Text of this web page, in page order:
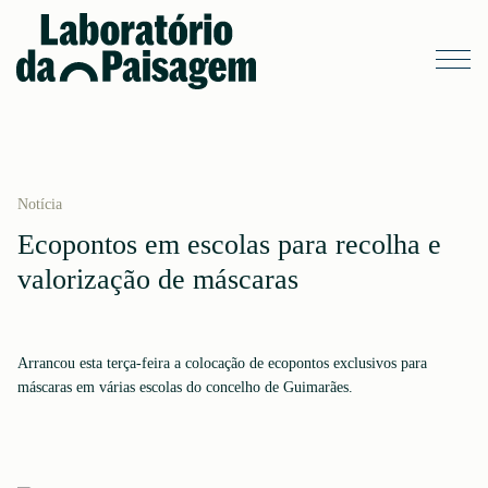
Notícia
Ecopontos em escolas para recolha e
valorização de máscaras
Arrancou esta terça-feira a colocação de ecopontos exclusivos para
máscaras em várias escolas do concelho de Guimarães.